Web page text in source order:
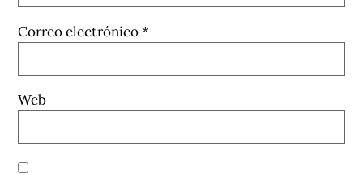
Correo electrónico*
Web